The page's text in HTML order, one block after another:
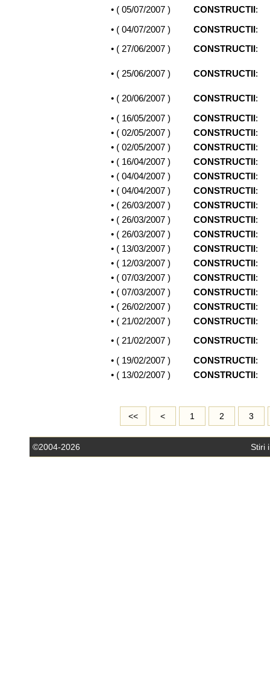
• ( 05/07/2007 ) CONSTRUCTII:
• ( 04/07/2007 ) CONSTRUCTII:
• ( 27/06/2007 ) CONSTRUCTII:
• ( 25/06/2007 ) CONSTRUCTII:
• ( 20/06/2007 ) CONSTRUCTII:
• ( 16/05/2007 ) CONSTRUCTII:
• ( 02/05/2007 ) CONSTRUCTII:
• ( 02/05/2007 ) CONSTRUCTII:
• ( 16/04/2007 ) CONSTRUCTII:
• ( 04/04/2007 ) CONSTRUCTII:
• ( 04/04/2007 ) CONSTRUCTII:
• ( 26/03/2007 ) CONSTRUCTII:
• ( 26/03/2007 ) CONSTRUCTII:
• ( 26/03/2007 ) CONSTRUCTII:
• ( 13/03/2007 ) CONSTRUCTII:
• ( 12/03/2007 ) CONSTRUCTII:
• ( 07/03/2007 ) CONSTRUCTII:
• ( 07/03/2007 ) CONSTRUCTII:
• ( 26/02/2007 ) CONSTRUCTII:
• ( 21/02/2007 ) CONSTRUCTII:
• ( 21/02/2007 ) CONSTRUCTII:
• ( 19/02/2007 ) CONSTRUCTII:
• ( 13/02/2007 ) CONSTRUCTII:
<< < 1 2 3
©2004-2026 Stiri